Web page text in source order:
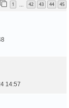
1 42 43 44 45
14:57